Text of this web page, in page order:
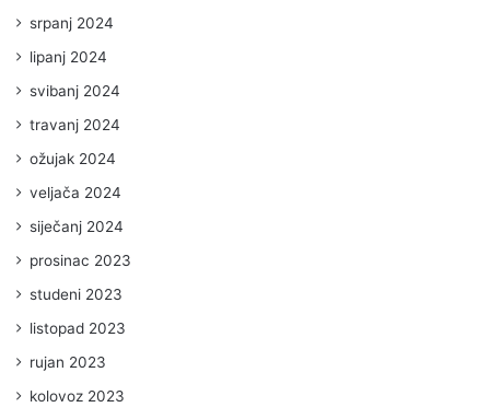
srpanj 2024
lipanj 2024
svibanj 2024
travanj 2024
ožujak 2024
veljača 2024
siječanj 2024
prosinac 2023
studeni 2023
listopad 2023
rujan 2023
kolovoz 2023